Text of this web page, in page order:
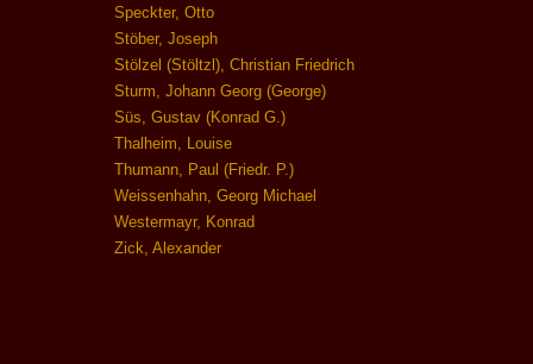
Speckter, Otto
Stöber, Joseph
Stölzel (Stöltzl), Christian Friedrich
Sturm, Johann Georg (George)
Süs, Gustav (Konrad G.)
Thalheim, Louise
Thumann, Paul (Friedr. P.)
Weissenhahn, Georg Michael
Westermayr, Konrad
Zick, Alexander